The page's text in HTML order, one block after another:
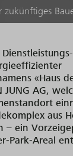
«Haus
JUNG AG,
aus
– ein
Park-Areal